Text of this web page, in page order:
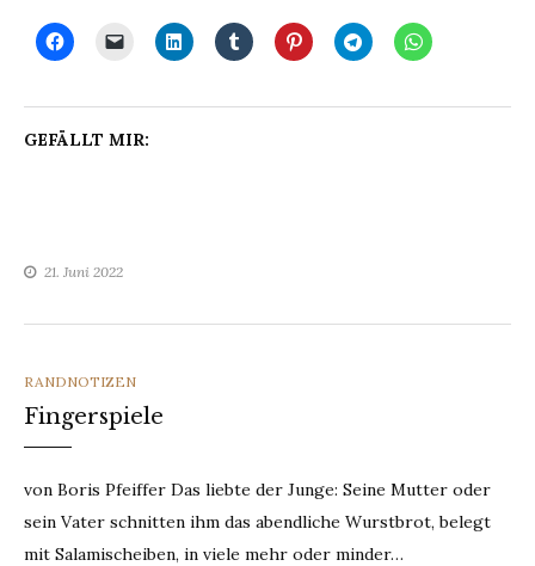
GEFÄLLT MIR:
21. Juni 2022
CATEGORIES
RANDNOTIZEN
Fingerspiele
von Boris Pfeiffer Das liebte der Junge: Seine Mutter oder
sein Vater schnitten ihm das abendliche Wurstbrot, belegt
mit Salamischeiben, in viele mehr oder minder…